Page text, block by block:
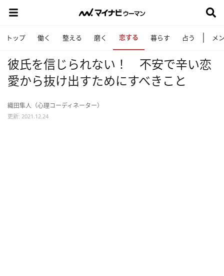
トップ 働く 整える 磨く 恋する 暮らす 占う メ
彼氏を信じられない！ 不安で辛い恋
愛から抜け出すためにすべきこと
織田隼人（心理コーディネーター）
更新: 2021.12.24